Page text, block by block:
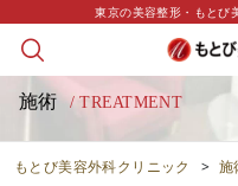
東京の美容整形・もとび
施術 / TREATMENT
もとび美容外科クリニック > 施